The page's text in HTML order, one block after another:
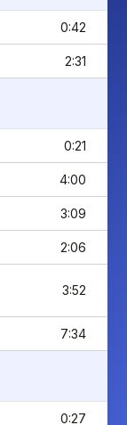
0:42
2:31
0:21
4:00
3:09
2:06
3:52
7:34
0:27